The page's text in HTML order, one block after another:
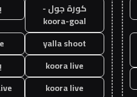
كورة جول -
koora-goal
yalla shoot
koora live
koora live